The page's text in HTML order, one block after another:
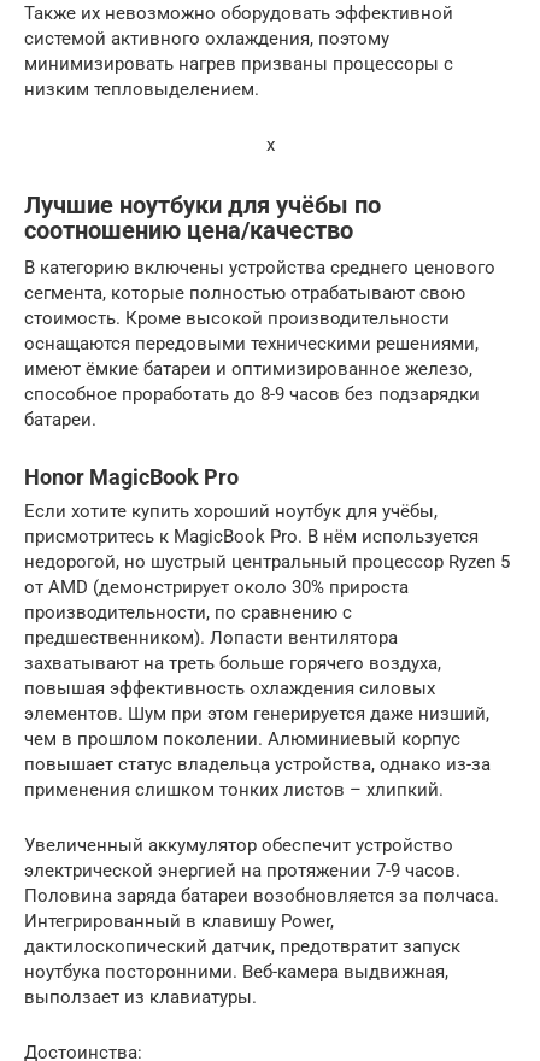
Также их невозможно оборудовать эффективной
системой активного охлаждения, поэтому
минимизировать нагрев призваны процессоры с
низким тепловыделением.
x
Лучшие ноутбуки для учёбы по
соотношению цена/качество
В категорию включены устройства среднего ценового
сегмента, которые полностью отрабатывают свою
стоимость. Кроме высокой производительности
оснащаются передовыми техническими решениями,
имеют ёмкие батареи и оптимизированное железо,
способное проработать до 8-9 часов без подзарядки
батареи.
Honor MagicBook Pro
Если хотите купить хороший ноутбук для учёбы,
присмотритесь к MagicBook Pro. В нём используется
недорогой, но шустрый центральный процессор Ryzen 5
от AMD (демонстрирует около 30% прироста
производительности, по сравнению с
предшественником). Лопасти вентилятора
захватывают на треть больше горячего воздуха,
повышая эффективность охлаждения силовых
элементов. Шум при этом генерируется даже низший,
чем в прошлом поколении. Алюминиевый корпус
повышает статус владельца устройства, однако из-за
применения слишком тонких листов – хлипкий.
Увеличенный аккумулятор обеспечит устройство
электрической энергией на протяжении 7-9 часов.
Половина заряда батареи возобновляется за полчаса.
Интегрированный в клавишу Power,
дактилоскопический датчик, предотвратит запуск
ноутбука посторонними. Веб-камера выдвижная,
выползает из клавиатуры.
Достоинства: